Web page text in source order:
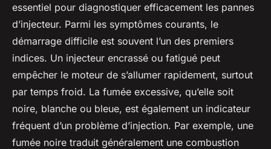
essentiel pour diagnostiquer efficacement les pannes
d’injecteur. Parmi les symptômes courants, le
démarrage difficile est souvent l’un des premiers
indices. Un injecteur encrassé ou fatigué peut
empêcher le moteur de s’allumer rapidement, surtout
par temps froid. La fumée excessive, qu’elle soit
noire, blanche ou bleue, est également un indicateur
fréquent d’un problème d’injection. Par exemple, une
fumée noire traduit généralement une combustion